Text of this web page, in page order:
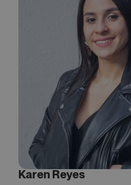
Karen Reyes